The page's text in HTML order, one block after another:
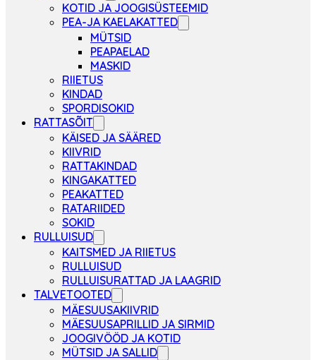
KOTID JA JOOGISÜSTEEMID
PEA-JA KAELAKATTED
MÜTSID
PEAPAELAD
MASKID
RIIETUS
KINDAD
SPORDISOKID
RATTASÕIT
KÄISED JA SÄÄRED
KIIVRID
RATTAKINDAD
KINGAKATTED
PEAKATTED
RATARIIDED
SOKID
RULLUISUD
KAITSMED JA RIIETUS
RULLUISUD
RULLUISURATTAD JA LAAGRID
TALVETOOTED
MÄESUUSAKIIVRID
MÄESUUSAPRILLID JA SIRMID
JOOGIVÖÖD JA KOTID
MÜTSID JA SALLID